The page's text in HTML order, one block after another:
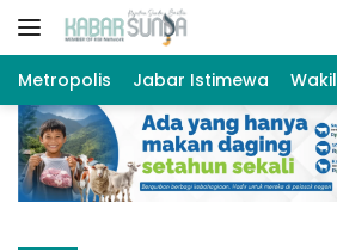
Langsung
Metropolis Jabar Istimewa